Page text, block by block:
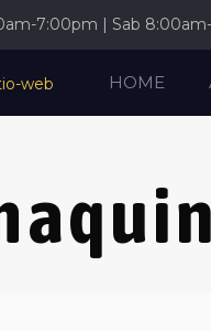
7:00pm | Sab
HOME